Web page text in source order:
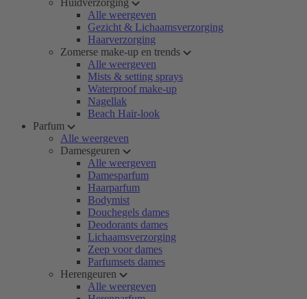
Huidverzorging
Alle weergeven
Gezicht & Lichaamsverzorging
Haarverzorging
Zomerse make-up en trends
Alle weergeven
Mists & setting sprays
Waterproof make-up
Nagellak
Beach Hair-look
Parfum
Alle weergeven
Damesgeuren
Alle weergeven
Damesparfum
Haarparfum
Bodymist
Douchegels dames
Deodorants dames
Lichaamsverzorging
Zeep voor dames
Parfumsets dames
Herengeuren
Alle weergeven